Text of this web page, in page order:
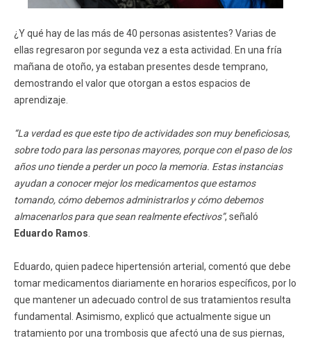
¿Y qué hay de las más de 40 personas asistentes? Varias de
ellas regresaron por segunda vez a esta actividad. En una fría
mañana de otoño, ya estaban presentes desde temprano,
demostrando el valor que otorgan a estos espacios de
aprendizaje.
“La verdad es que este tipo de actividades son muy beneficiosas,
sobre todo para las personas mayores, porque con el paso de los
años uno tiende a perder un poco la memoria. Estas instancias
ayudan a conocer mejor los medicamentos que estamos
tomando, cómo debemos administrarlos y cómo debemos
almacenarlos para que sean realmente efectivos”, señaló
Eduardo Ramos.
Eduardo, quien padece hipertensión arterial, comentó que debe
tomar medicamentos diariamente en horarios específicos, por lo
que mantener un adecuado control de sus tratamientos resulta
fundamental. Asimismo, explicó que actualmente sigue un
tratamiento por una trombosis que afectó una de sus piernas,